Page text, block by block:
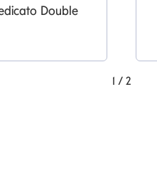
Double
1 / 2